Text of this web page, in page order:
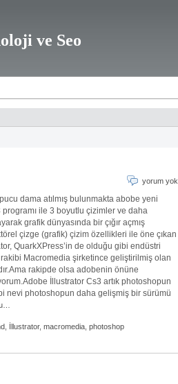
ve Seo
yorum yok
dama atılmış bulunmakta abobe yeni
programı ile 3 boyutlu çizimler ve daha
grafik dünyasında bir çığır açmış
çizge (grafik) çizim özellikleri ile öne çıkan
QuarkXPress’in de olduğu gibi endüstri
rakibi Macromedia şirketince geliştirilmiş olan
rakipde olsa adobenin önüne
İllustrator Cs3 artık photoshopun
nevi photoshopun daha gelişmiş bir sürümü
İllustrator, macromedia photoshop